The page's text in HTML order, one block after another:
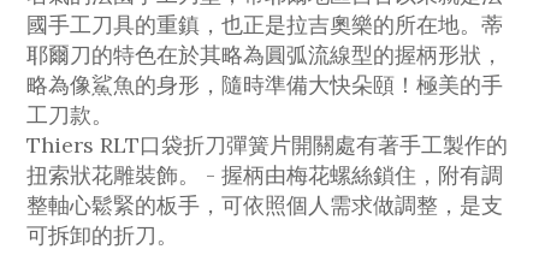
國手工刀具的重鎮，也正是拉吉奧樂的所在地。蒂
耶爾刀的特色在於其略為圓弧流線型的握柄形狀，
略為像鯊魚的身形，隨時準備大快朵頤！極美的手
工刀款。
Thiers RLT口袋折刀彈簧片開關處有著手工製作的
扭索狀花雕裝飾。 - 握柄由梅花螺絲鎖住，附有調
整軸心鬆緊的板手，可依照個人需求做調整，是支
可拆卸的折刀。